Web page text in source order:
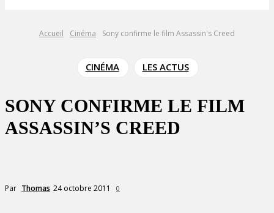
Accueil Cinéma Sony confirme le film Assassin's Creed
CINÉMA LES ACTUS
SONY CONFIRME LE FILM
ASSASSIN’S CREED
Par Thomas 24 octobre 2011 0